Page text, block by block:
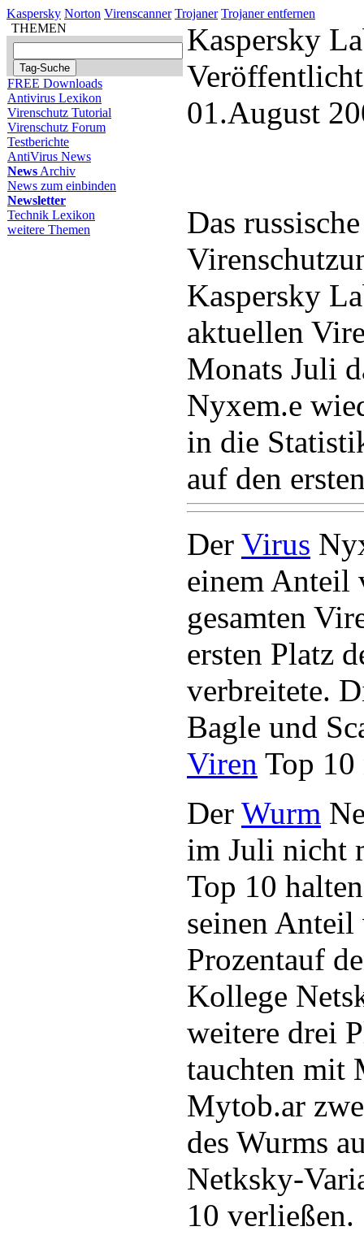
Kaspersky Norton Virenscanner Trojaner Trojaner entfernen
THEMEN
FREE Downloads
Antivirus Lexikon
Virenschutz Tutorial
Virenschutz Forum
Testberichte
AntiVirus News
News Archiv
News zum einbinden
Newsletter
Technik Lexikon
weitere Themen
Kaspersky
01.August
Das russische
Kaspersky
aktuellen
Monats Juli
Nyxem.e
in die
auf den
Der Virus
einem Anteil
gesamten
ersten Platz
verbreitete.
Bagle und
Viren Top 10
Der Wurm
im Juli nicht
Top 10
seinen
Prozentauf
Kollege
weitere drei
tauchten mit
Mytob.ar
des Wurms
Netksky-
10 verließen.